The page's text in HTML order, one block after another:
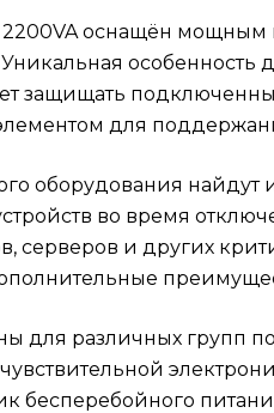
также
IEC
2200VA оснащён
защищать
для
оборудования
во время
серверов и других
для различных групп
бесперебойного